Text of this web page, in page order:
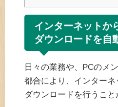
インターネットか
ダウンロードを自
日々の業務や、PCのメ
都合により、インター
ダウンロードを行うこと